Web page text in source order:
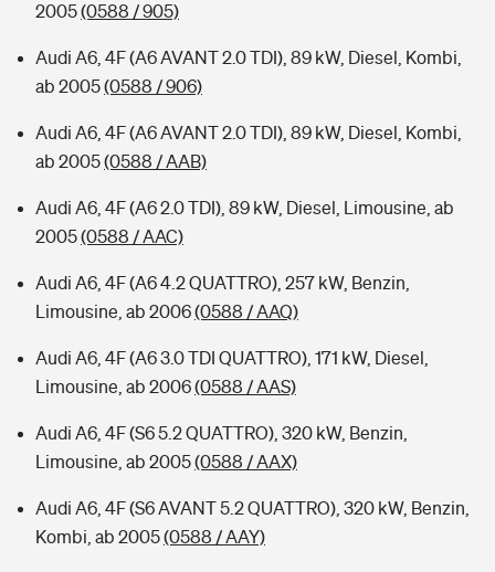
2005(0588 / 905)
Audi A6, 4F (A6 AVANT 2.0 TDI), 89 kW, Diesel, Kombi,
ab 2005(0588 / 906)
Audi A6, 4F (A6 AVANT 2.0 TDI), 89 kW, Diesel, Kombi,
ab 2005(0588 / AAB)
Audi A6, 4F (A6 2.0 TDI), 89 kW, Diesel, Limousine, ab
2005(0588 / AAC)
Audi A6, 4F (A6 4.2 QUATTRO), 257 kW, Benzin,
Limousine, ab 2006(0588 / AAQ)
Audi A6, 4F (A6 3.0 TDI QUATTRO), 171 kW, Diesel,
Limousine, ab 2006(0588 / AAS)
Audi A6, 4F (S6 5.2 QUATTRO), 320 kW, Benzin,
Limousine, ab 2005(0588 / AAX)
Audi A6, 4F (S6 AVANT 5.2 QUATTRO), 320 kW, Benzin,
Kombi, ab 2005(0588 / AAY)